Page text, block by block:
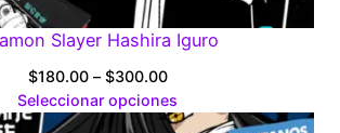
Slayer Hashira Iguro
$180.00 – $300.00Price
range:
$180.00
Seleccionar opciones